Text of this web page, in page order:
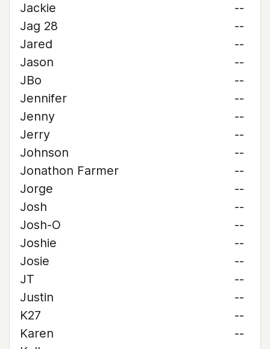
Jackie
--
Jag 28
--
Jared
--
Jason
--
JBo
--
Jennifer
--
Jenny
--
Jerry
--
Johnson
--
Jonathon Farmer
--
Jorge
--
Josh
--
Josh-O
--
Joshie
--
Josie
--
JT
--
Justin
--
K27
--
Karen
--